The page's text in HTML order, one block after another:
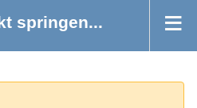
springen...